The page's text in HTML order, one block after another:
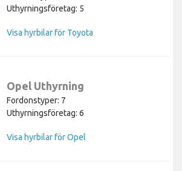
Uthyrningsföretag: 5
Visa hyrbilar för Toyota
Opel Uthyrning
Fordonstyper: 7
Uthyrningsföretag: 6
Visa hyrbilar för Opel